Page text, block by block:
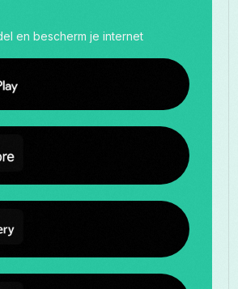
en bescherm je internet